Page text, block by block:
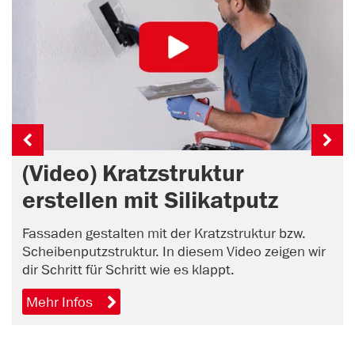
(Video) Kratzstruktur
erstellen mit Silikatputz
Fassaden gestalten mit der Kratzstruktur bzw.
Scheibenputzstruktur. In diesem Video zeigen wir
dir Schritt für Schritt wie es klappt.
Mehr Infos